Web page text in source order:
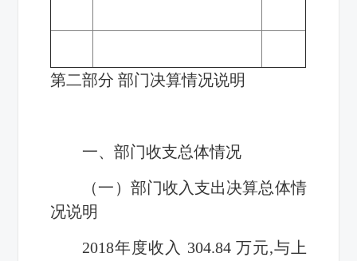
第二部分 部门决算情况说明
一、部门收支总体情况
（一）部门收入支出决算总体情
况说明
2018年度收入 304.84 万元,与上